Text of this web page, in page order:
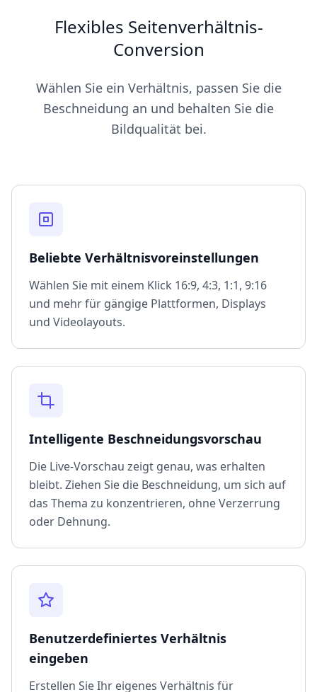
Flexibles Seitenverhältnis-
Conversion
Wählen Sie ein Verhältnis, passen Sie die
Beschneidung an und behalten Sie die
Bildqualität bei.
Beliebte Verhältnisvoreinstellungen
Wählen Sie mit einem Klick 16:9, 4:3, 1:1, 9:16
und mehr für gängige Plattformen, Displays
und Videolayouts.
Intelligente Beschneidungsvorschau
Die Live-Vorschau zeigt genau, was erhalten
bleibt. Ziehen Sie die Beschneidung, um sich auf
das Thema zu konzentrieren, ohne Verzerrung
oder Dehnung.
Benutzerdefiniertes Verhältnis
eingeben
Erstellen Sie Ihr eigenes Verhältnis für